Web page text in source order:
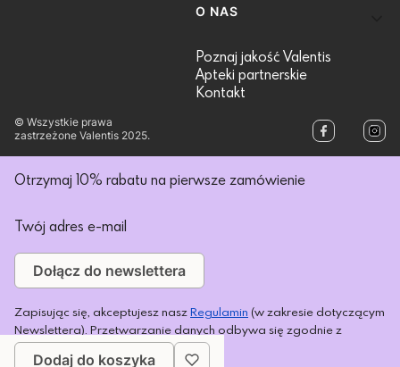
O NAS
Poznaj jakość Valentis
Apteki partnerskie
Kontakt
© Wszystkie prawa
zastrzeżone Valentis 2025.
Otrzymaj 10% rabatu na pierwsze zamówienie
Twój adres e-mail
Dołącz do newslettera
Zapisując się, akceptujesz naszRegulamin (w zakresie dotyczącym
Newslettera). Przetwarzanie danych odbywa się zgodnie z
Polityką prywatności.
Dodaj do koszyka